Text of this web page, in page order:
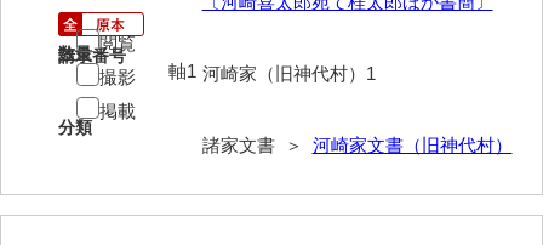
上松氏収集文書
氏本家文書
宇多田家文書
内田家文書（豊中市）
請求番号
河崎家（旧神代村）1
分類
諸家文書 ＞ 河崎家文書（旧神代村）
数量
軸1
閲覧
撮影
掲載